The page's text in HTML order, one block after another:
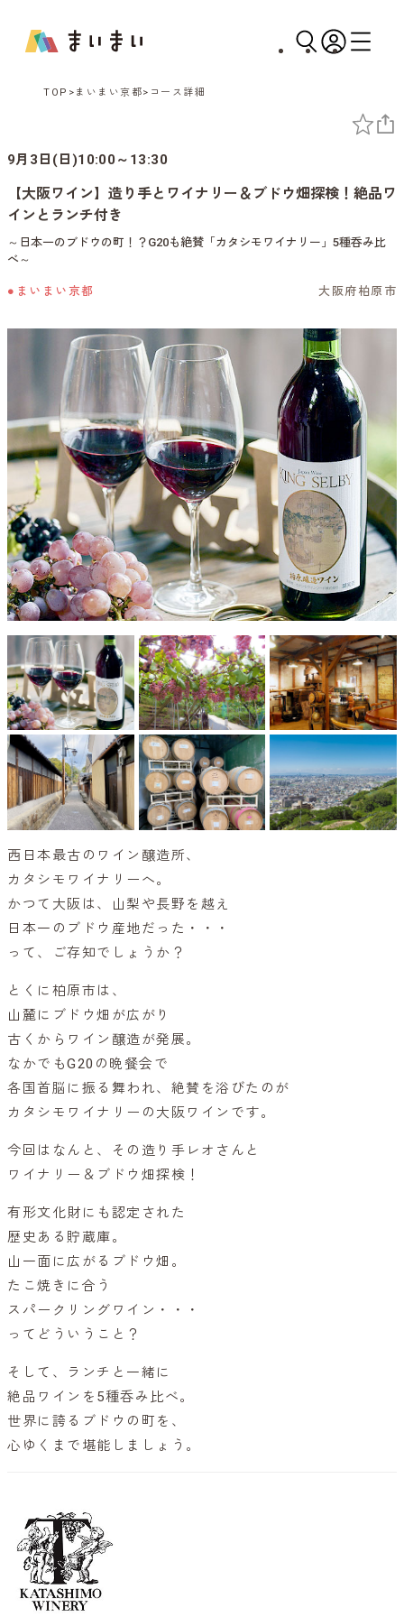
TOP まいまい京都 コース詳細
9月3日(日)10:00～13:30
【大阪ワイン】造り手とワイナリー＆ブドウ畑探検！絶品ワ
インとランチ付き
～日本一のブドウの町！？G20も絶賛「カタシモワイナリー」5種呑み比
べ～
●まいまい京都 大阪府柏原市
西日本最古のワイン醸造所、
カタシモワイナリーへ。
かつて大阪は、山梨や長野を越え
日本一のブドウ産地だった・・・
って、ご存知でしょうか？
とくに柏原市は、
山麓にブドウ畑が広がり
古くからワイン醸造が発展。
なかでもG20の晩餐会で
各国首脳に振る舞われ、絶賛を浴びたのが
カタシモワイナリーの大阪ワインです。
今回はなんと、その造り手レオさんと
ワイナリー＆ブドウ畑探検！
有形文化財にも認定された
歴史ある貯蔵庫。
山一面に広がるブドウ畑。
たこ焼きに合う
スパークリングワイン・・・
ってどういうこと？
そして、ランチと一緒に
絶品ワインを5種呑み比べ。
世界に誇るブドウの町を、
心ゆくまで堪能しましょう。